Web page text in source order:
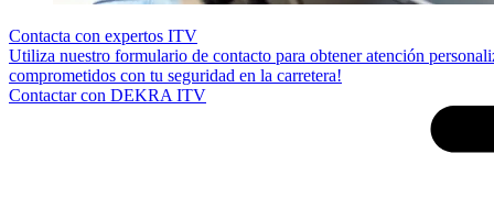
Contacta con expertos ITV
Utiliza nuestro formulario de contacto para obtener atención
comprometidos con tu seguridad en la carretera!
Contactar con DEKRA ITV